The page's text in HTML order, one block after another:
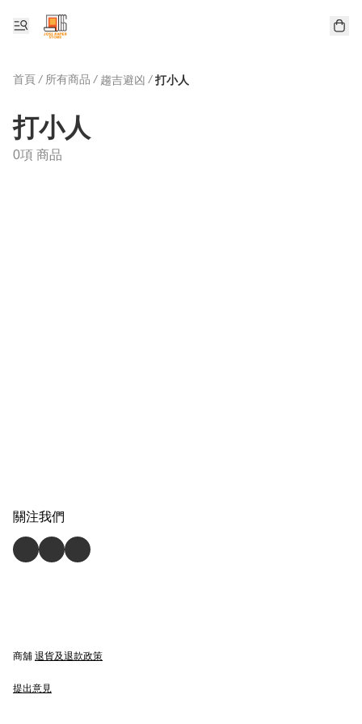
首頁 / 所有商品 / 趨吉避凶 / 打小人
打小人
0項 商品
關注我們
商舖 退貨及退款政策
提出意見